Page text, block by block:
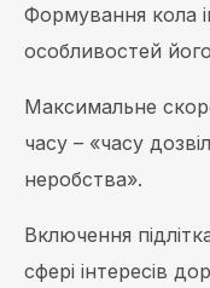
Формування кола
особливостей
Максимальне
часу – «часу
неробства».
Включення
сфері інтересів